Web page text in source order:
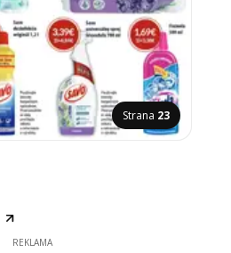
Strana 23
REKLAMA